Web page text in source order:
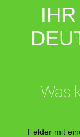
Was
Felder mit